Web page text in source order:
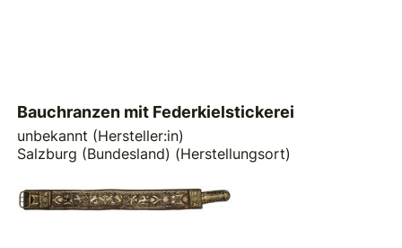
Bauchranzen mit Federkielstickerei
unbekannt (Hersteller:in)
Salzburg (Bundesland) (Herstellungsort)